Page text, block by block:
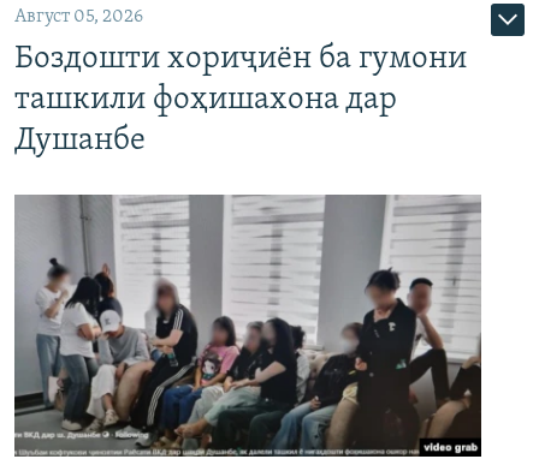
Август 05, 2026
Боздошти хориҷиён ба гумони
ташкили фоҳишахона дар
Душанбе